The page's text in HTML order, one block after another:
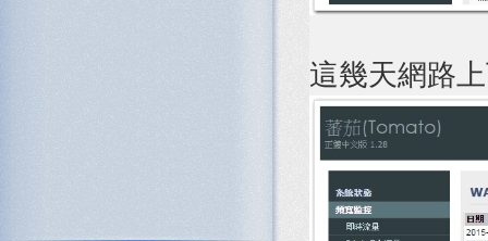
這幾天網路